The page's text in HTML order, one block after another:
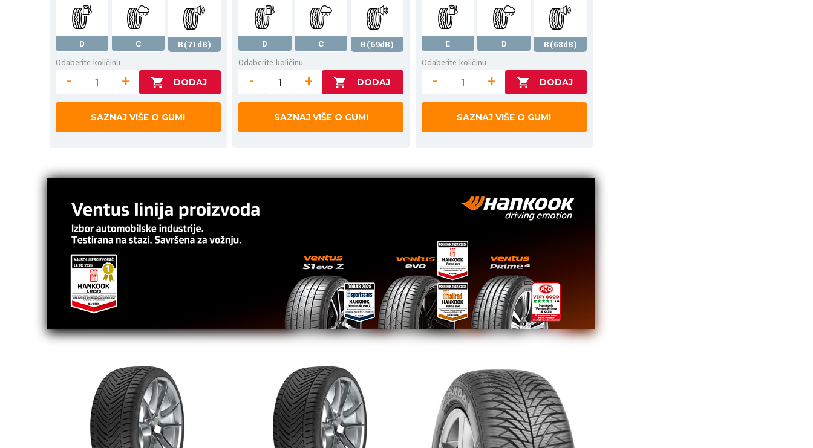
D C
B(71dB)
Odaberite količinu
- +
SAZNAJ VIŠE O GUMI
D C
B(69dB)
Odaberite količinu
- +
SAZNAJ VIŠE O GUMI
E D
B(68dB)
Odaberite količinu
- +
SAZNAJ VIŠE O GUMI